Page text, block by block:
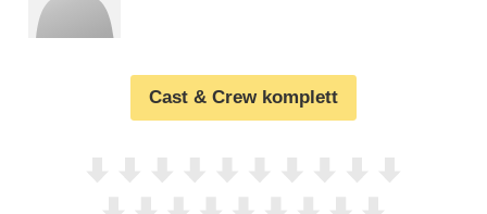
Cast & Crew komplett